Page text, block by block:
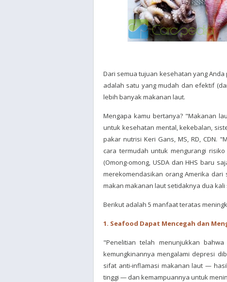
Dari semua tujuan kesehatan yang
adalah satu yang mudah dan efektif
lebih banyak makanan laut.
Mengapa kamu bertanya? "Makanan
untuk kesehatan mental, kekebalan,
pakar nutrisi Keri Gans, MS, RD, CDN.
cara termudah untuk mengurangi
(Omong-omong, USDA dan HHS baru
merekomendasikan orang Amerika
makan makanan laut setidaknya dua kali
Berikut adalah 5 manfaat teratas
1. Seafood Dapat Mencegah dan
"Penelitian telah menunjukkan
kemungkinannya mengalami depresi
sifat anti-inflamasi makanan laut —
tinggi — dan kemampuannya untuk